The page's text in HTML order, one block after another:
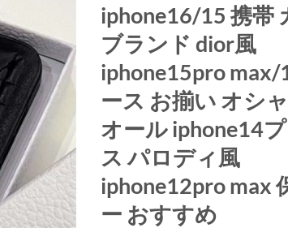
iphone16/15 携帯
ブランド dior風
iphone15pro max/
ース お揃い オシ
オール iphone14
ス パロディ風
iphone12pro max
ー おすすめ